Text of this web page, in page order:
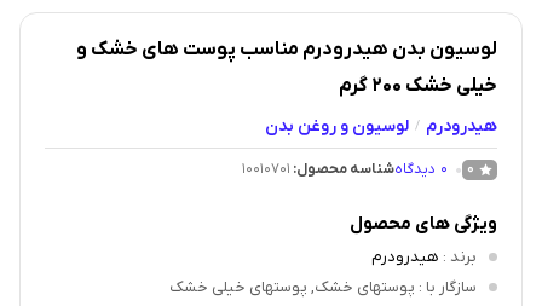
لوسیون بدن هیدرودرم مناسب پوست های خشک و
خیلی خشک ۲۰۰ گرم
هیدرودرم / لوسیون و روغن بدن
0
0 دیدگاهشناسه محصول: 10010701
ویژگی های محصول
برند : هیدرودرم
سازگار با : پوستهای خشک, پوستهای خیلی خشک